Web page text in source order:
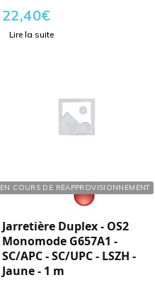
22,40€
Lire la suite
EN COURS DE RÉAPPROVISIONNEMENT
Réf. : 104010
Jarretière Duplex - OS2
Monomode G657A1 -
SC/APC - SC/UPC - LSZH -
Jaune - 1 m